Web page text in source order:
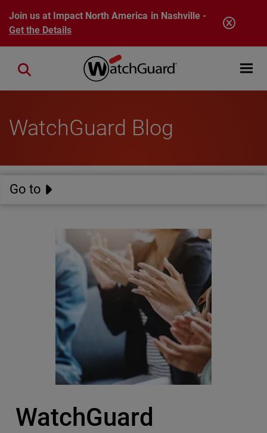
Skip to main content
Join us at Impact North America in Nashville -
Get the Details
Open
Close search
WatchGuard Blog
Go to
WatchGuard